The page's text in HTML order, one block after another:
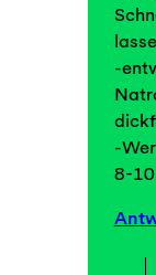
-
-
8-10